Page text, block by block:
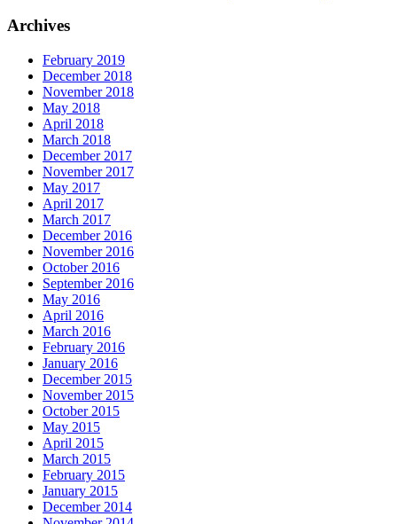
Archives
February 2019
December 2018
November 2018
May 2018
April 2018
March 2018
December 2017
November 2017
May 2017
April 2017
March 2017
December 2016
November 2016
October 2016
September 2016
May 2016
April 2016
March 2016
February 2016
January 2016
December 2015
November 2015
October 2015
May 2015
April 2015
March 2015
February 2015
January 2015
December 2014